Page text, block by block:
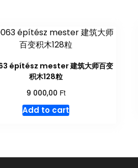
építész mester 建筑大师百变
积木128粒
9 000,00 Ft
Add to cart